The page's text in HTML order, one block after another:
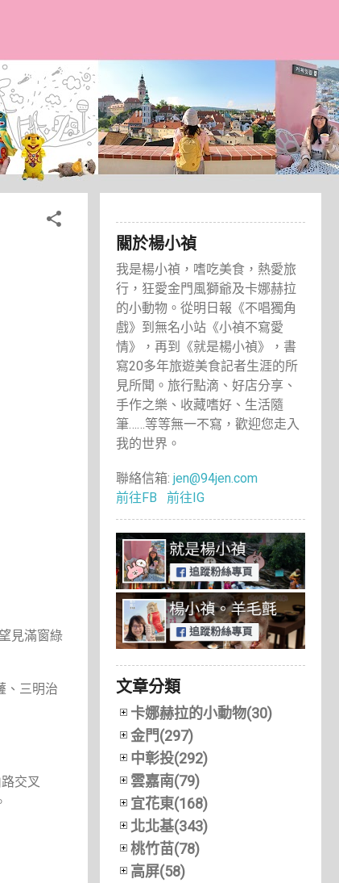
見滿窗綠
、三明治
交叉
關於楊小禎
我是楊小禎，嗜吃美食，熱愛旅
行，狂愛金門風獅爺及卡娜赫拉
的小動物。從明日報《不唱獨角
戲》到無名小站《小禎不寫愛
情》，再到《就是楊小禎》，書
寫20多年旅遊美食記者生涯的所
見所聞。旅行點滴、好店分享、
手作之樂、收藏嗜好、生活隨
筆……等等無一不寫，歡迎您走入
我的世界。
聯絡信箱: jen@94jen.com
前往FB
前往IG
文章分類
卡娜赫拉的小動物(30)
金門(297)
中彰投(292)
雲嘉南(79)
宜花東(168)
北北基(343)
桃竹苗(78)
高屏(58)